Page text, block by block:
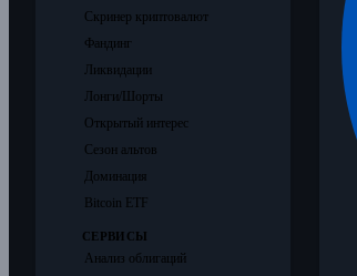
Скринер криптовалют
Фандинг
Ликвидации
Лонги/Шорты
Открытый интерес
Сезон альтов
Доминация
Bitcoin ETF
СЕРВИСЫ
Анализ облигаций